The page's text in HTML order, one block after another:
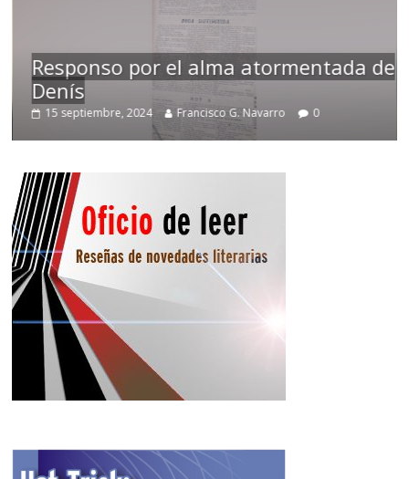
Responso por el alma atormentada de
Denís
15 septiembre, 2024 Francisco G. Navarro 0